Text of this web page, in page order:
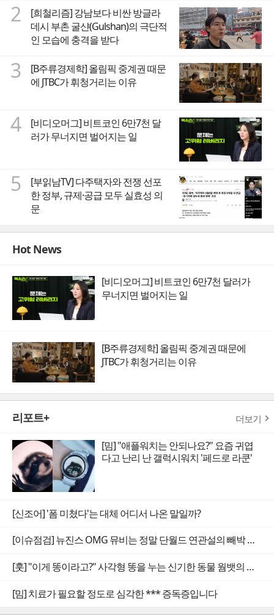
2
[희철리즘] 강남보다 비싼 방글라
데시 부촌 굴샨(Gulshan)의 극단적
인 모습에 충격을 받다
3
[B주류경제학] 올림픽 중계권 때문
에 JTBC가 휘청거리는 이유
4
[비디오머그] 비트코인 6만7천 달
러가 무너지면 벌어지는 일
5
[부읽남TV] 다주택자와 전쟁 선포
한 정부, 규제·공급 모두 실효성 의
문
Hot News
[비디오머그] 비트코인 6만7천 달러가
무너지면 벌어지는 일
[B주류경제학] 올림픽 중계권 때문에
JTBC가 휘청거리는 이유
리포트+ 더보기
[밈] "애플워치는 안되나요?" 요즘 귀엽
다고 난리 난 갤럭시워치 '페드로 라쿤'
[신조어] '폼 미쳤다'는 대체 어디서 나온 말일까?
[이슈점검] 뉴진스 OMG 뮤비는 정말 단월드 연관설의 빼박 증거일까
[훗] "이게 똥이라고?" 사각형 똥을 누는 신기한 동물 웜뱃의 비밀
[밈] 치료가 필요할 정도로 심각한 *** 증독증입니다